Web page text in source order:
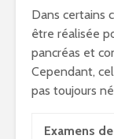
Dans certains
être réalisée
pancréas et
Cependant,
pas toujours
Examens de